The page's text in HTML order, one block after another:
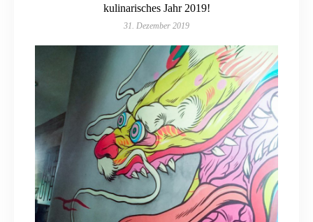
kulinarisches Jahr 2019!
31. Dezember 2019